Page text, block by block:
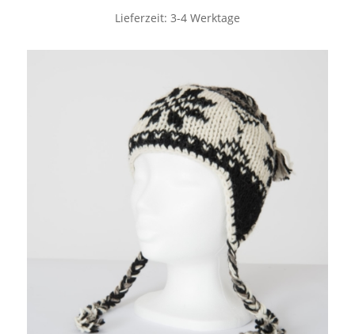
Lieferzeit: 3-4 Werktage